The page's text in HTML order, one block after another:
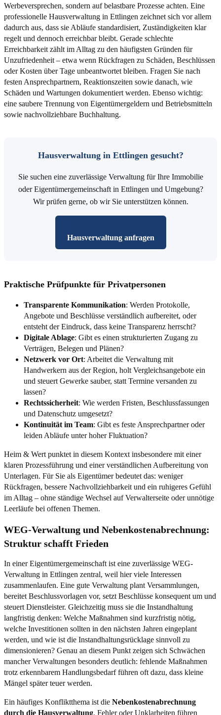
Werbeversprechen, sondern auf belastbare Prozesse achten. Eine
professionelle Hausverwaltung in Ettlingen zeichnet sich vor allem
dadurch aus, dass sie Abläufe standardisiert, Zuständigkeiten klar
regelt und dennoch erreichbar bleibt. Gerade schlechte
Erreichbarkeit zählt im Alltag zu den häufigsten Gründen für
Unzufriedenheit – etwa wenn Rückfragen zu Schäden, Beschlüssen
oder Kosten über Tage unbeantwortet bleiben. Fragen Sie nach
festen Ansprechpartnern, Reaktionszeiten sowie danach, wie
Schäden und Wartungen dokumentiert werden. Ebenso wichtig:
eine saubere Trennung von Eigentümergeldern und Betriebsmitteln
sowie nachvollziehbare Buchhaltung.
Hausverwaltung in Ettlingen gesucht?
Sie suchen eine zuverlässige Verwaltung für Ihre Immobilie
oder Eigentümergemeinschaft in Ettlingen und Umgebung?
Wir prüfen gerne, ob wir Sie unterstützen können.
Hausverwaltung anfragen
Praktische Prüfpunkte für Privatpersonen
Transparente Kommunikation: Werden Protokolle,
Angebote und Beschlüsse verständlich aufbereitet, oder
entsteht der Eindruck, dass keine Transparenz herrscht?
Digitale Ablage: Gibt es einen strukturierten Zugang zu
Verträgen, Belegen und Plänen?
Netzwerk vor Ort: Arbeitet die Verwaltung mit
Handwerkern aus der Region, holt Vergleichsangebote ein
und steuert Gewerke sauber, statt Termine versanden zu
lassen?
Rechtssicherheit: Wie werden Fristen, Beschlussfassungen
und Datenschutz umgesetzt?
Kontinuität im Team: Gibt es feste Ansprechpartner oder
leiden Abläufe unter hoher Fluktuation?
Heim & Wert punktet in diesem Kontext insbesondere mit einer
klaren Prozessführung und einer verständlichen Aufbereitung von
Unterlagen. Für Sie als Eigentümer bedeutet das: weniger
Rückfragen, bessere Nachvollziehbarkeit und ein ruhigeres Gefühl
im Alltag – ohne ständige Wechsel auf Verwalterseite oder unnötige
Leerläufe bei offenen Themen.
WEG-Verwaltung und Nebenkostenabrechnung:
Struktur schafft Frieden
In einer Eigentümergemeinschaft ist eine zuverlässige WEG-
Verwaltung in Ettlingen zentral, weil hier viele Interessen
zusammenlaufen. Eine gute Verwaltung plant Versammlungen,
bereitet Beschlussvorlagen vor, setzt Beschlüsse konsequent um und
steuert Dienstleister. Gleichzeitig muss sie die Instandhaltung
langfristig denken: Welche Maßnahmen sind kurzfristig nötig,
welche Investitionen sollten in den nächsten Jahren eingeplant
werden, und wie ist die Instandhaltungsrücklage sinnvoll zu
dimensionieren? Genau an diesem Punkt zeigen sich Schwächen
mancher Verwaltungen besonders deutlich: fehlende Maßnahmen
trotz erkennbarem Handlungsbedarf führen oft dazu, dass kleine
Mängel später teuer werden.
Ein häufiges Konfliktthema ist die Nebenkostenabrechnung
durch die Hausverwaltung. Fehler oder Unklarheiten führen